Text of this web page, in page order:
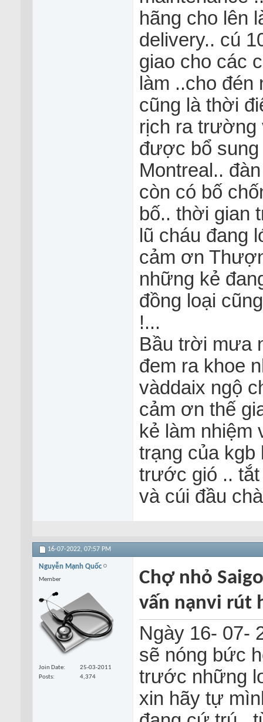
hãng cho lên
delivery.. cú
giao cho các
làm ..cho
cũng là thời
rịch ra trường
được bổ sung
Montreal..
còn có bố
bố.. thời gian
lũ cháu đang
cảm ơn
những kẻ
đồng loại
!...
Bầu trời mưa
đem ra khoe
vàddaix ngộ
cảm ơn thế
kẻ làm nhiệm
trạng của kgb
trước gió ..
và cúi đầu
16-07-2022, 07:57 PM
Nguyễn Mạnh Quốc
Member
Join Date
25-03-2011
Posts
4,374
Chợ nhỏ
vấn nạnvi rút
Ngày 16- 07-
sẽ nóng bức
trước những
xin hãy tự